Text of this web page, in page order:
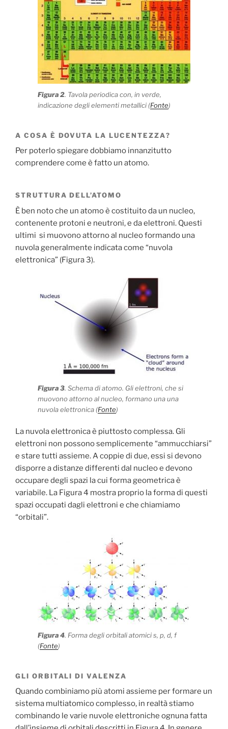
Figura 2. Tavola periodica con, in verde,
indicazione degli elementi metallici (Fonte)
A COSA È DOVUTA LA LUCENTEZZA?
Per poterlo spiegare dobbiamo innanzitutto
comprendere come è fatto un atomo.
STRUTTURA DELL’ATOMO
È ben noto che un atomo è costituito da un nucleo,
contenente protoni e neutroni, e da elettroni. Questi
ultimi si muovono attorno al nucleo formando una
nuvola generalmente indicata come “nuvola
elettronica” (Figura 3).
Figura 3. Schema di atomo. Gli elettroni, che si
muovono attorno al nucleo, formano una una
nuvola elettronica (Fonte)
La nuvola elettronica è piuttosto complessa. Gli
elettroni non possono semplicemente “ammucchiarsi”
e stare tutti assieme. A coppie di due, essi si devono
disporre a distanze differenti dal nucleo e devono
occupare degli spazi la cui forma geometrica è
variabile. La Figura 4 mostra proprio la forma di questi
spazi occupati dagli elettroni e che chiamiamo
“orbitali”.
Figura 4. Forma degli orbitali atomici s, p, d, f
(Fonte)
GLI ORBITALI DI VALENZA
Quando combiniamo più atomi assieme per formare un
sistema multiatomico complesso, in realtà stiamo
combinando le varie nuvole elettroniche ognuna fatta